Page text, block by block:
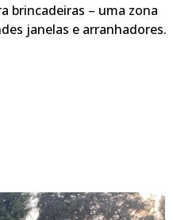
brincadeiras – uma zona
janelas e arranhadores.